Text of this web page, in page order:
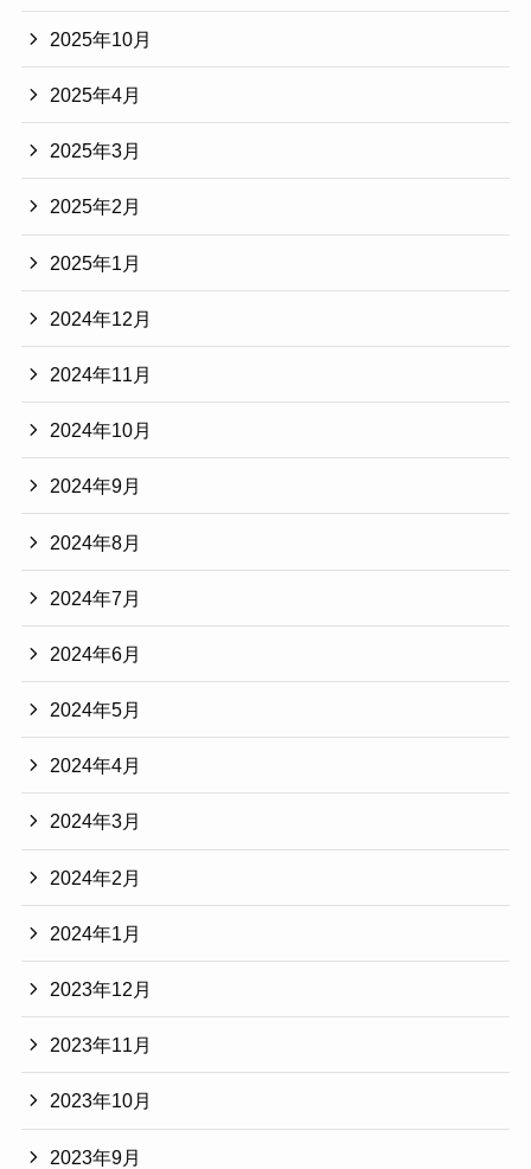
2025年10月
2025年4月
2025年3月
2025年2月
2025年1月
2024年12月
2024年11月
2024年10月
2024年9月
2024年8月
2024年7月
2024年6月
2024年5月
2024年4月
2024年3月
2024年2月
2024年1月
2023年12月
2023年11月
2023年10月
2023年9月